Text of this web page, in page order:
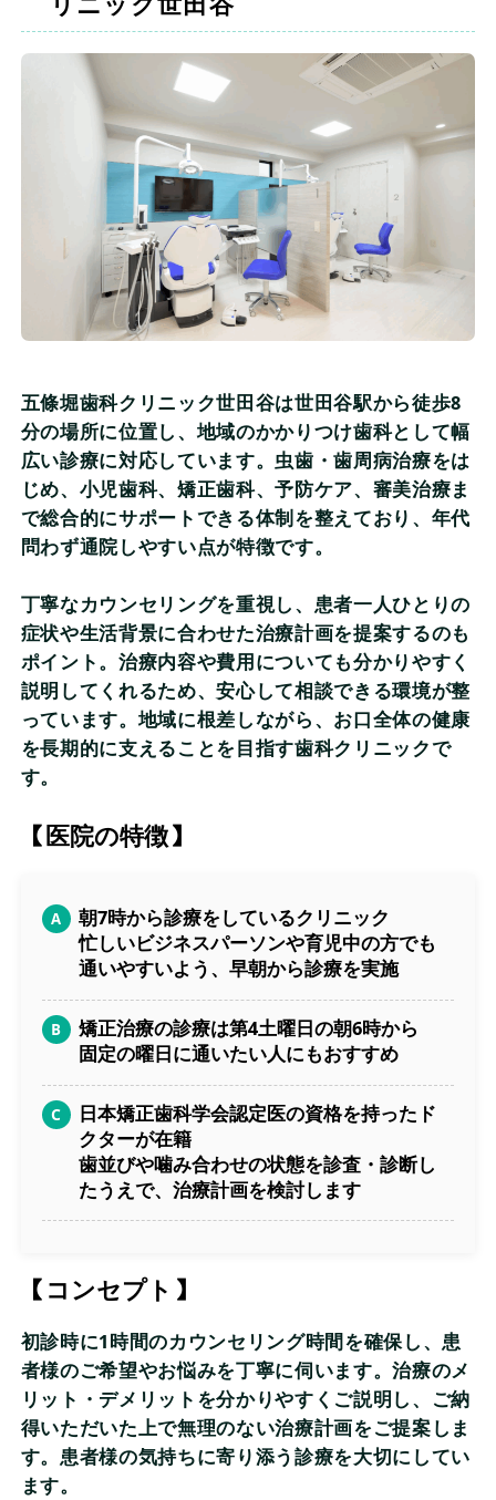
五條堀歯科クリニック世田谷は世田谷駅から徒歩8
分の場所に位置し、地域のかかりつけ歯科として幅
広い診療に対応しています。虫歯・歯周病治療をは
じめ、小児歯科、矯正歯科、予防ケア、審美治療ま
で総合的にサポートできる体制を整えており、年代
問わず通院しやすい点が特徴です。
丁寧なカウンセリングを重視し、患者一人ひとりの
症状や生活背景に合わせた治療計画を提案するのも
ポイント。治療内容や費用についても分かりやすく
説明してくれるため、安心して相談できる環境が整
っています。地域に根差しながら、お口全体の健康
を長期的に支えることを目指す歯科クリニックで
す。
【医院の特徴】
朝7時から診療をしているクリニック
忙しいビジネスパーソンや育児中の方でも
通いやすいよう、早朝から診療を実施
矯正治療の診療は第4土曜日の朝6時から
固定の曜日に通いたい人にもおすすめ
日本矯正歯科学会認定医の資格を持ったド
クターが在籍
歯並びや噛み合わせの状態を診査・診断し
たうえで、治療計画を検討します
【コンセプト】
初診時に1時間のカウンセリング時間を確保し、患
者様のご希望やお悩みを丁寧に伺います。治療のメ
リット・デメリットを分かりやすくご説明し、ご納
得いただいた上で無理のない治療計画をご提案しま
す。患者様の気持ちに寄り添う診療を大切にしてい
ます。